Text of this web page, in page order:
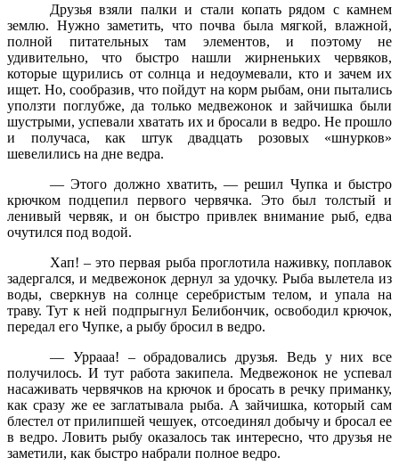
Друзья взяли палки и стали копать рядом с камнем
землю. Нужно заметить, что почва была мягкой, влажной,
полной питательных там элементов, и поэтому не
удивительно, что быстро нашли жирненьких червяков,
которые щурились от солнца и недоумевали, кто и зачем их
ищет. Но, сообразив, что пойдут на корм рыбам, они пытались
уползти поглубже, да только медвежонок и зайчишка были
шустрыми, успевали хватать их и бросали в ведро. Не прошло
и получаса, как штук двадцать розовых «шнурков»
шевелились на дне ведра.
— Этого должно хватить, — решил Чупка и быстро
крючком подцепил первого червячка. Это был толстый и
ленивый червяк, и он быстро привлек внимание рыб, едва
очутился под водой.
Хап! – это первая рыба проглотила наживку, поплавок
задергался, и медвежонок дернул за удочку. Рыба вылетела из
воды, сверкнув на солнце серебристым телом, и упала на
траву. Тут к ней подпрыгнул Белибончик, освободил крючок,
передал его Чупке, а рыбу бросил в ведро.
— Уррааа! – обрадовались друзья. Ведь у них все
получилось. И тут работа закипела. Медвежонок не успевал
насаживать червячков на крючок и бросать в речку приманку,
как сразу же ее заглатывала рыба. А зайчишка, который сам
блестел от прилипшей чешуек, отсоединял добычу и бросал ее
в ведро. Ловить рыбу оказалось так интересно, что друзья не
заметили, как быстро набрали полное ведро.